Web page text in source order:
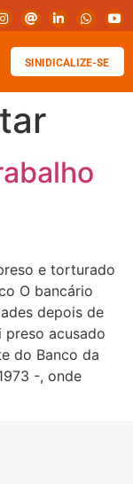
SINIDICALIZE-SE
e torturado
O bancário
depois de
preso acusado
do Banco da
-, onde